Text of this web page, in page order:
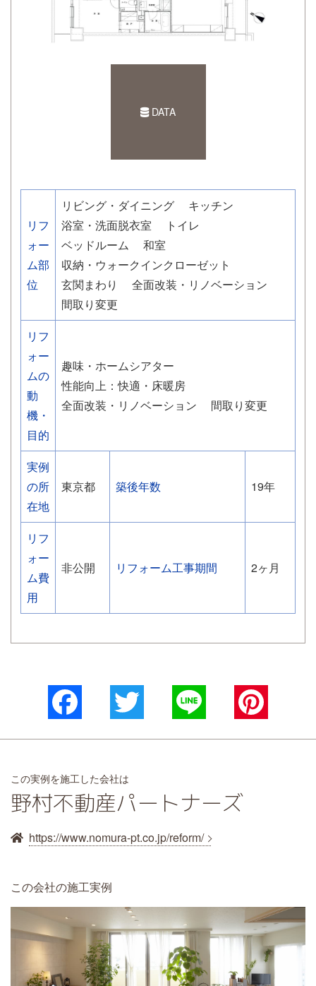
DATA
リフ
ォー
ム部
位
リビング・ダイニング
キッチン
浴室・洗面脱衣室
トイレ
ベッドルーム
和室
収納・ウォークインクローゼット
玄関まわり
全面改装・リノベーション
間取り変更
リフ
ォー
ムの
動
機・
目的
趣味・ホームシアター
性能向上：快適・床暖房
全面改装・リノベーション
間取り変更
実例
の所
在地
東京都 築後年数 19年
リフ
ォー
ム費
用
非公開 リフォーム工事期間 2ヶ月
Facebook
この実例を施工した会社は
野村不動産パートナーズ
https://www.nomura-pt.co.jp/reform/
この会社の施工実例